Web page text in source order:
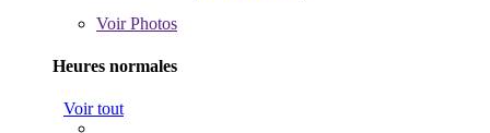
VoirPhotos
Heures normales
Voir tout